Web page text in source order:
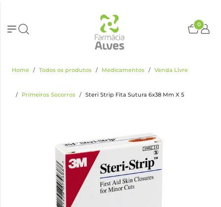
0
Home Todos os produtos Medicamentos Venda Livre
Primeiros Socorros Steri Strip Fita Sutura 6x38 Mm X 5